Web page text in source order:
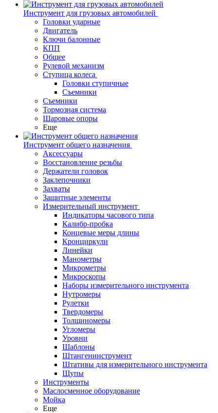
Инструмент для грузовых автомобилей
Головки ударные
Двигатель
Ключи балонные
КПП
Общее
Рулевой механизм
Ступица колеса
Головки ступичные
Съемники
Съемники
Тормозная система
Шаровые опоры
Еще
Инструмент общего назначения
Аксессуары
Восстановление резьбы
Держатели головок
Заклепочники
Захваты
Защитные элементы
Измерительный инструмент
Индикаторы часового типа
Калибр-пробка
Концевые меры длины
Кронциркули
Линейки
Манометры
Микрометры
Микроскопы
Наборы измерительного инструмента
Нутромеры
Рулетки
Твердомеры
Толщиномеры
Угломеры
Уровни
Шаблоны
Штангенинструмент
Штативы для измерительного инструмента
Щупы
Инструменты
Маслосменное оборудование
Мойка
Еще